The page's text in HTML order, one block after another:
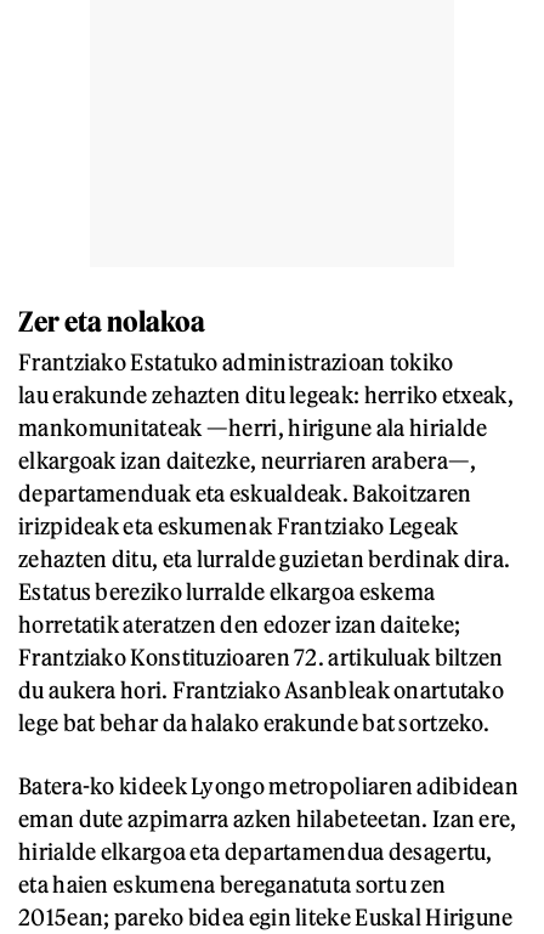
Zer eta nolakoa
Frantziako Estatuko administrazioan tokiko
lau erakunde zehazten ditu legeak: herriko etxeak,
mankomunitateak —herri, hirigune ala hirialde
elkargoak izan daitezke, neurriaren arabera—,
departamenduak eta eskualdeak. Bakoitzaren
irizpideak eta eskumenak Frantziako Legeak
zehazten ditu, eta lurralde guzietan berdinak dira.
Estatus bereziko lurralde elkargoa eskema
horretatik ateratzen den edozer izan daiteke;
Frantziako Konstituzioaren 72. artikuluak biltzen
du aukera hori. Frantziako Asanbleak onartutako
lege bat behar da halako erakunde bat sortzeko.
Batera-ko kideek Lyongo metropoliaren adibidean
eman dute azpimarra azken hilabeteetan. Izan ere,
hirialde elkargoa eta departamendua desagertu,
eta haien eskumena bereganatuta sortu zen
2015ean; pareko bidea egin liteke Euskal Hirigune